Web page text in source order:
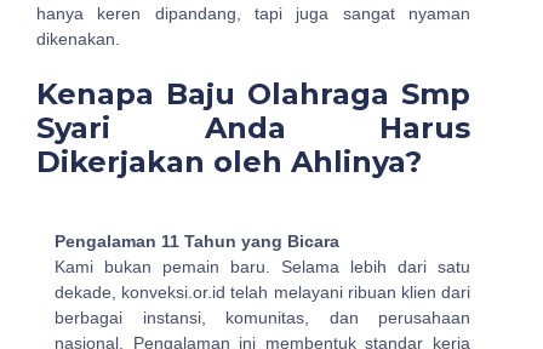
hanya keren dipandang, tapi juga sangat nyaman
dikenakan.
Kenapa Baju Olahraga Smp
Syari Anda Harus
Dikerjakan oleh Ahlinya?
Pengalaman 11 Tahun yang Bicara
Kami bukan pemain baru. Selama lebih dari satu
dekade, konveksi.or.id telah melayani ribuan klien dari
berbagai instansi, komunitas, dan perusahaan
nasional. Pengalaman ini membentuk standar kerja